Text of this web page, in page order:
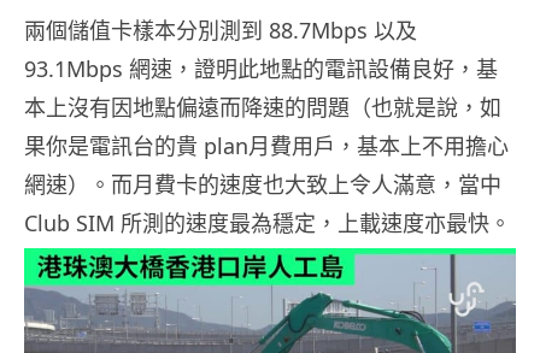
兩個儲值卡樣本分別測到 88.7Mbps 以及
93.1Mbps 網速，證明此地點的電訊設備良好，基
本上沒有因地點偏遠而降速的問題（也就是說，如
果你是電訊台的貴 plan月費用戶，基本上不用擔心
網速）。而月費卡的速度也大致上令人滿意，當中
Club SIM 所測的速度最為穩定，上載速度亦最快。